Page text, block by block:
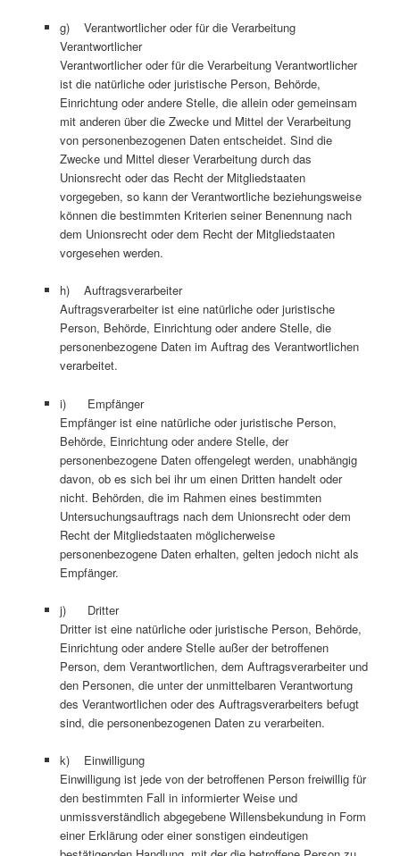
g) Verantwortlicher oder für die Verarbeitung
Verantwortlicher
Verantwortlicher oder für die Verarbeitung Verantwortlicher
ist die natürliche oder juristische Person, Behörde,
Einrichtung oder andere Stelle, die allein oder gemeinsam
mit anderen über die Zwecke und Mittel der Verarbeitung
von personenbezogenen Daten entscheidet. Sind die
Zwecke und Mittel dieser Verarbeitung durch das
Unionsrecht oder das Recht der Mitgliedstaaten
vorgegeben, so kann der Verantwortliche beziehungsweise
können die bestimmten Kriterien seiner Benennung nach
dem Unionsrecht oder dem Recht der Mitgliedstaaten
vorgesehen werden.
h) Auftragsverarbeiter
Auftragsverarbeiter ist eine natürliche oder juristische
Person, Behörde, Einrichtung oder andere Stelle, die
personenbezogene Daten im Auftrag des Verantwortlichen
verarbeitet.
i) Empfänger
Empfänger ist eine natürliche oder juristische Person,
Behörde, Einrichtung oder andere Stelle, der
personenbezogene Daten offengelegt werden, unabhängig
davon, ob es sich bei ihr um einen Dritten handelt oder
nicht. Behörden, die im Rahmen eines bestimmten
Untersuchungsauftrags nach dem Unionsrecht oder dem
Recht der Mitgliedstaaten möglicherweise
personenbezogene Daten erhalten, gelten jedoch nicht als
Empfänger.
j) Dritter
Dritter ist eine natürliche oder juristische Person, Behörde,
Einrichtung oder andere Stelle außer der betroffenen
Person, dem Verantwortlichen, dem Auftragsverarbeiter und
den Personen, die unter der unmittelbaren Verantwortung
des Verantwortlichen oder des Auftragsverarbeiters befugt
sind, die personenbezogenen Daten zu verarbeiten.
k) Einwilligung
Einwilligung ist jede von der betroffenen Person freiwillig für
den bestimmten Fall in informierter Weise und
unmissverständlich abgegebene Willensbekundung in Form
einer Erklärung oder einer sonstigen eindeutigen